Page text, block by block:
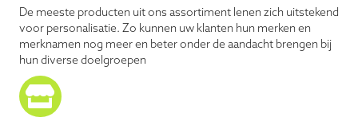
De meeste producten uit ons assortiment lenen zich uitstekend
voor personalisatie. Zo kunnen uw klanten hun merken en
merknamen nog meer en beter onder de aandacht brengen bij
hun diverse doelgroepen